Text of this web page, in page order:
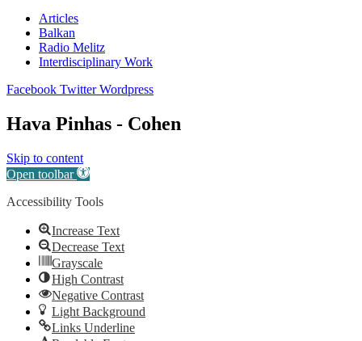
Articles
Balkan
Radio Melitz
Interdisciplinary Work
Facebook Twitter Wordpress
Hava Pinhas - Cohen
Skip to content
Open toolbar
Accessibility Tools
Increase Text
Decrease Text
Grayscale
High Contrast
Negative Contrast
Light Background
Links Underline